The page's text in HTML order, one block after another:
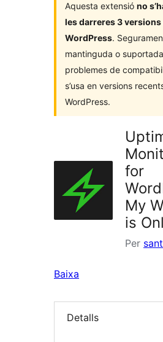
Aquesta extensió no
les darreres 3 versions
WordPress.
mantinguda o
problemes de
s’usa en versions
WordPress.
for
My
is
Per
Baixa
Detalls